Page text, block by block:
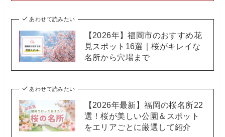
あわせて読みたい
【2026年】福岡市のおすすめ花
見スポット16選｜桜がキレイな
名所から穴場まで
あわせて読みたい
【2026年最新】福岡の桜名所22
選！桜が美しい公園＆スポット
をエリアごとに厳選して紹介